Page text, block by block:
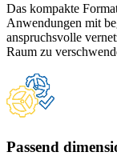
Das kompakte
Anwendungen mit
anspruchsvolle
Raum zu
Passend